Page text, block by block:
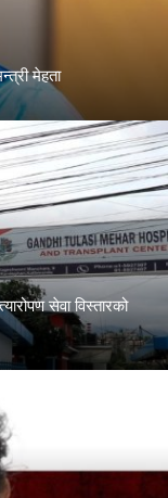
मेहता
सेवा विस्तारको